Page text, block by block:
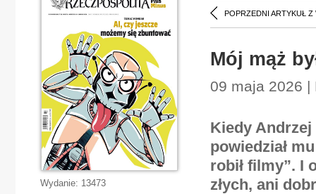
POPRZEDNI ARTYKUŁ Z
Mój mąż
09 maja 2026 |
Kiedy Andrzej
powiedział
robił filmy”. I
złych, ani
Wydanie: 13473